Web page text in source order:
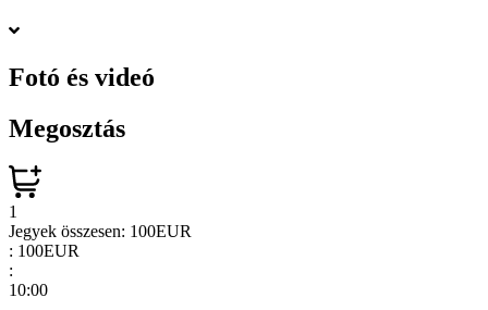
Fotó és videó
Megosztás
1
Jegyek összesen: 100EUR
: 100EUR
:
10:00